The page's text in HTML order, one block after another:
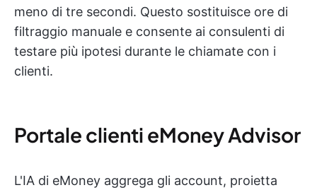
meno di tre secondi. Questo sostituisce ore di
filtraggio manuale e consente ai consulenti di
testare più ipotesi durante le chiamate con i
clienti.
Portale clienti eMoney Advisor
L'IA di eMoney aggrega gli account, proietta